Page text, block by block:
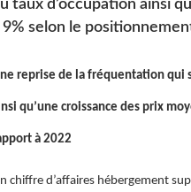
taux d’occupation ainsi
9% selon le
reprise de la fréquentation qui
qu’une croissance des prix
à 2022
chiffre d’affaires hébergement